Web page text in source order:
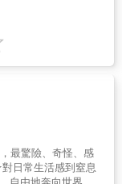
，都是真實存在
」、「恐怖遊樂
死靈空間」、「冒
「世界之最」共八
祕境，作者以妙趣
深度探討各個國家
又在哪兒？ 專為
部經典
位置與景點特色，
《007：誰與爭鋒》
《春光乍洩》裡壯
海灘的碧差汶里、
分悠閒的歐胡島，
白得迷人的亞龍灣
最驚險、奇怪、感